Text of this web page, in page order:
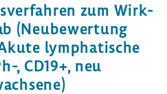
zum Wirk­
(Neube­wer­tung
lympha­ti­sche
, CD19+, neu